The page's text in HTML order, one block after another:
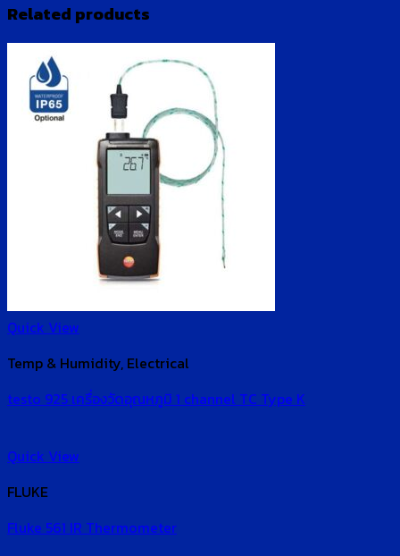
Related products
Quick View
Temp & Humidity, Electrical
testo 925 เครื่องวัดอุณหภูมิ 1 channel TC Type K
Quick View
FLUKE
Fluke 561 IR Thermometer